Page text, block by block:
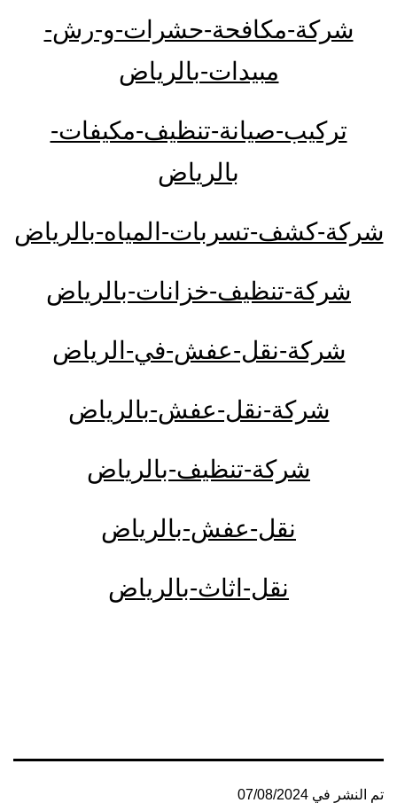
شركة-مكافحة-حشرات-و-رش-
مبيدات-بالرياض
تركيب-صيانة-تنظيف-مكيفات-
بالرياض
شركة-كشف-تسربات-المياه-بالرياض
شركة-تنظيف-خزانات-بالرياض
شركة-نقل-عفش-في-الرياض
شركة-نقل-عفش-بالرياض
شركة-تنظيف-بالرياض
نقل-عفش-بالرياض
نقل-اثاث-بالرياض
تم النشر في 07/08/2024